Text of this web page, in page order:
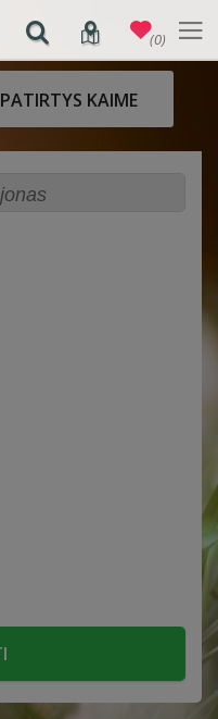
PATIRTYS KAIME
(0)